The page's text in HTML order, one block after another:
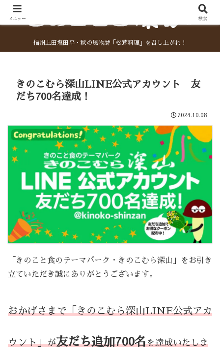
信州上田塩田平・秋の風物詩「松茸料理」を召し上がれ！
きのこむら深山LINE公式アカウント 友
だち700名達成！
2024.10.08
「きのこと食のテーマパーク・きのこむら深山」をお引き
立ていただき誠にありがとうございます。
おかげさまで「きのこむら深山LINE公式アカ
ウント」が友だち追加700名を達成いたしま
メニュー 検索